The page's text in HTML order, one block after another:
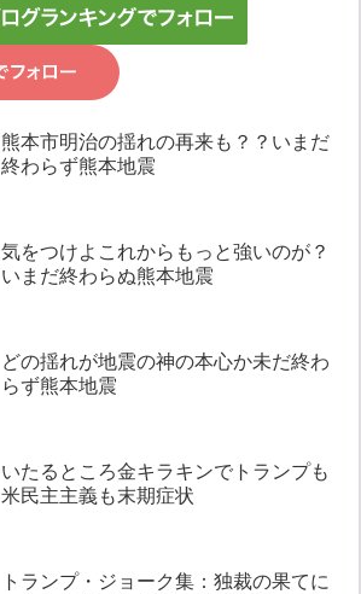
熊本市明治の揺れの再来も？？いまだ
終わらず熊本地震
気をつけよこれからもっと強いのが？
いまだ終わらぬ熊本地震
どの揺れが地震の神の本心か未だ終わ
らず熊本地震
いたるところ金キラキンでトランプも
米民主主義も末期症状
トランプ・ジョーク集：独裁の果てに